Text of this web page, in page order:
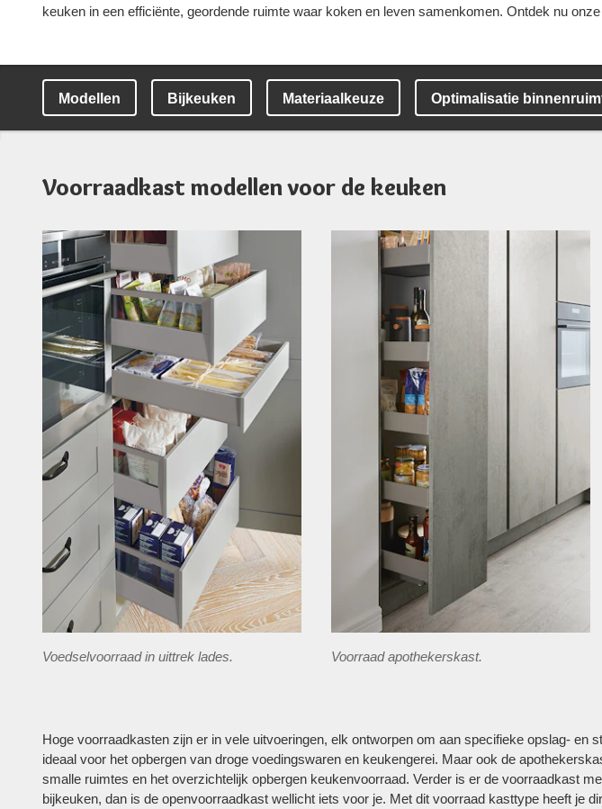
keuken in een efficiënte, geordende ruimte waar koken en leven samenkomen. Ontdek nu
Modellen Bijkeuken Materiaalkeuze Optimalisatie
Voorraadkast modellen voor de keuken
Voedselvoorraad in uittrek lades. Voorraad apothekerskast.
Hoge voorraadkasten zijn er in vele uitvoeringen, elk ontworpen om aan specifieke opslag-
ideaal voor het opbergen van droge voedingswaren en keukengerei. Maar ook de
smalle ruimtes en het overzichtelijk opbergen keukenvoorraad. Verder is er de voorraadkast
bijkeuken, dan is de openvoorraadkast wellicht iets voor je. Met dit voorraad kasttype heeft je